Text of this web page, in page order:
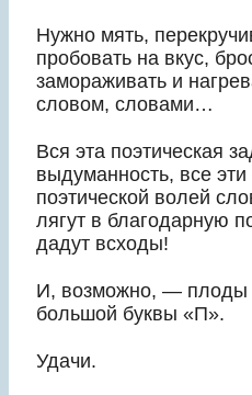
Нужно мять,
пробовать на вкус,
замораживать и
словом, словами…
Вся эта поэтическая
выдуманность, все
поэтической волей
лягут в благодарную
дадут всходы!
И, возможно, — плоды
большой буквы «П».
Удачи.